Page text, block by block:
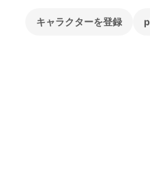
キャラクターを登録